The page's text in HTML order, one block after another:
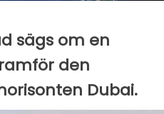
sägs om en
den
Dubai.